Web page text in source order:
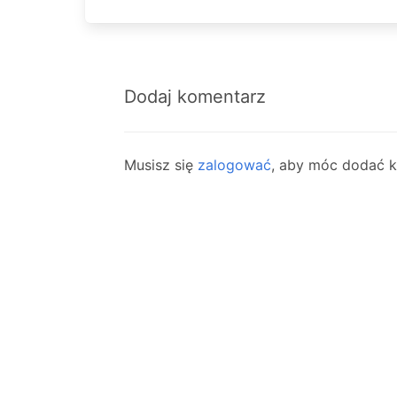
Dodaj komentarz
Musisz się zalogować, aby móc dodać